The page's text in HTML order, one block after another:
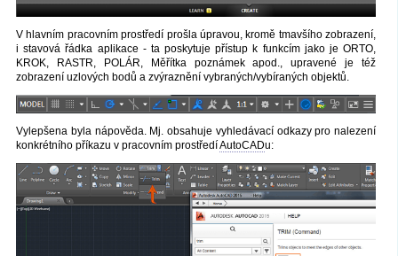
V hlavním pracovním prostředí prošla úpravou, kromě tmavšího zobrazení,
i stavová řádka aplikace - ta poskytuje přístup k funkcím jako je ORTO,
KROK, RASTR, POLÁR, Měřítka poznámek apod., upravené je též
zobrazení uzlových bodů a zvýraznění vybraných/vybíraných objektů.
Vylepšena byla nápověda. Mj. obsahuje vyhledávací odkazy pro nalezení
konkrétního příkazu v pracovním prostředíAutoCADu: